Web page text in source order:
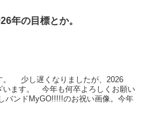
年の目標とか。
。 少し遅くなりましたが、2026
います。 今年も何卒よろしくお願い
ンドMyGO!!!!!のお祝い画像。今年